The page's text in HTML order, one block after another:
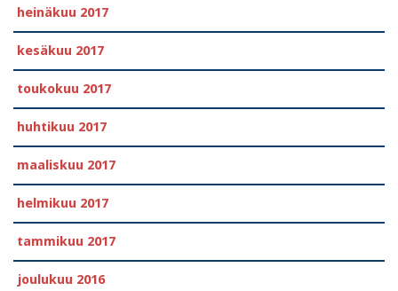
heinäkuu 2017
kesäkuu 2017
toukokuu 2017
huhtikuu 2017
maaliskuu 2017
helmikuu 2017
tammikuu 2017
joulukuu 2016